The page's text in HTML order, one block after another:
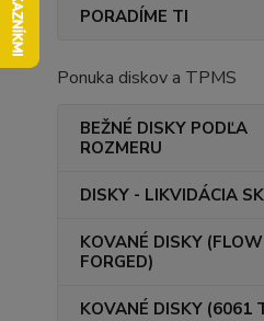
PORADÍME TI
Ponuka diskov a TPMS
BEŽNÉ DISKY PODĽA
ROZMERU
DISKY - LIKVIDÁCIA
KOVANÉ DISKY (FLOW
FORGED)
KOVANÉ DISKY (6061